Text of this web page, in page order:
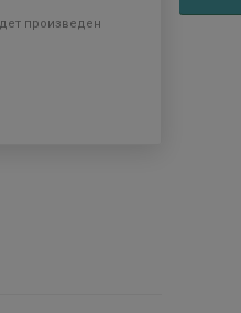
произведен